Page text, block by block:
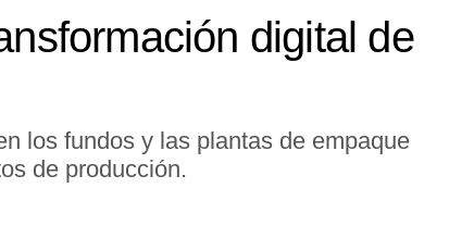
digital de
los fundos y las plantas de empaque
de producción.